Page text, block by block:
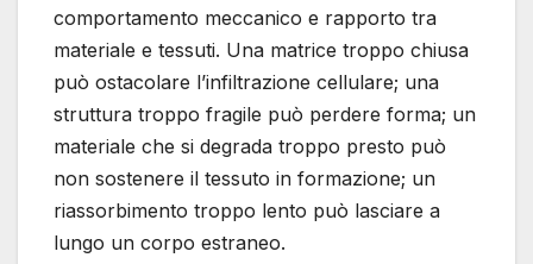
comportamento meccanico e rapporto tra
materiale e tessuti. Una matrice troppo chiusa
può ostacolare l’infiltrazione cellulare; una
struttura troppo fragile può perdere forma; un
materiale che si degrada troppo presto può
non sostenere il tessuto in formazione; un
riassorbimento troppo lento può lasciare a
lungo un corpo estraneo.